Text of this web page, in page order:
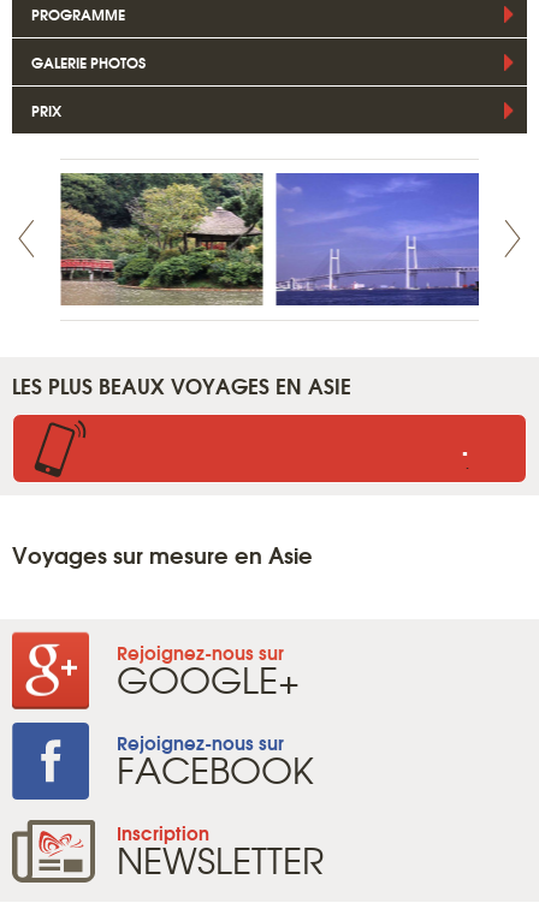
PROGRAMME
GALERIE PHOTOS
PRIX
LES PLUS BEAUX VOYAGES EN ASIE
..
Voyages sur mesure en Asie
Rejoignez-nous sur
GOOGLE+
Rejoignez-nous sur
FACEBOOK
Inscription
NEWSLETTER